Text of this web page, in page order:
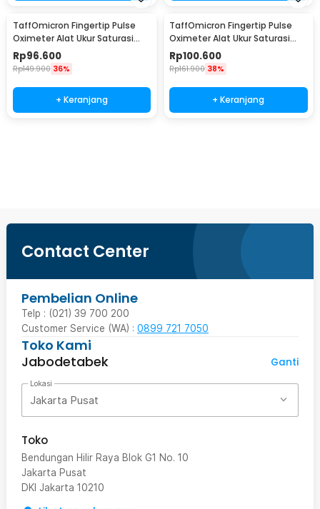
TaffOmicron Fingertip Pulse
Oximeter Alat Ukur Saturasi
Oksigen Darah - PO-A2AO
Rp96.600
Rp149.900 36%
+ Keranjang
TaffOmicron Fingertip Pulse
Oximeter Alat Ukur Saturasi
Oksigen Darah - PO-C6AO
Rp100.600
Rp161.900 38%
+ Keranjang
Contact Center
Pembelian Online
Telp : (021) 39 700 200
Customer Service (WA) : 0899 721 7050
Toko Kami
Jabodetabek
Ganti
Lokasi
Jakarta Pusat
Toko
Bendungan Hilir Raya Blok G1 No. 10
Jakarta Pusat
DKI Jakarta 10210